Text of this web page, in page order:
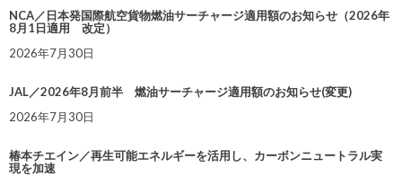
NCA／日本発国際航空貨物燃油サーチャージ適用額のお知らせ（2026年
8月1日適用 改定）
2026年7月30日
JAL／2026年8月前半 燃油サーチャージ適用額のお知らせ(変更)
2026年7月30日
椿本チエイン／再生可能エネルギーを活用し、カーボンニュートラル実
現を加速